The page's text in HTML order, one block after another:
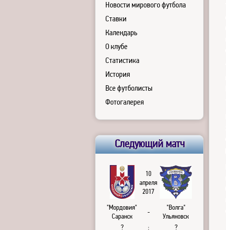
Новости мирового футбола
Ставки
Календарь
О клубе
Статистика
История
Все футболисты
Фотогалерея
Следующий матч
10
апреля
2017
"Мордовия"
Саранск
-
"Волга"
Ульяновск
?
: ?